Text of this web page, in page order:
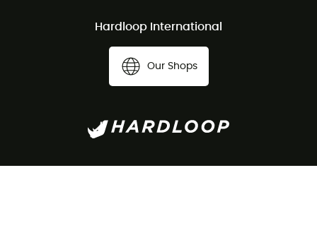
Hardloop International
Our Shops